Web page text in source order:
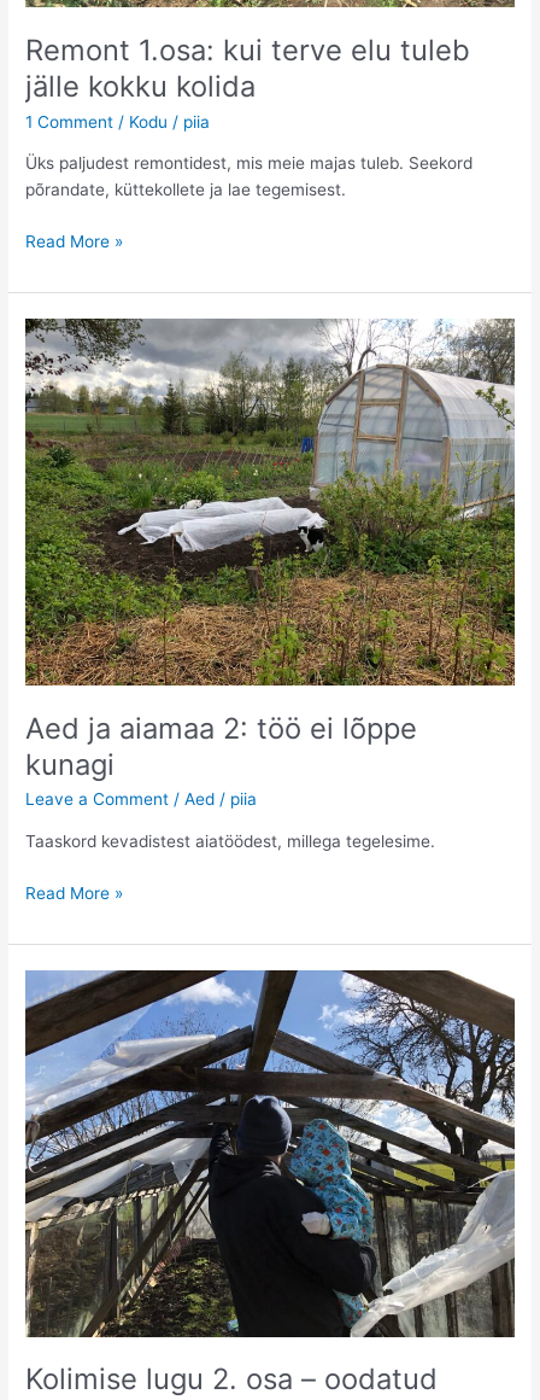
Remont 1.osa: kui terve elu tuleb
jälle kokku kolida
1 Comment / Kodu / piia
Üks paljudest remontidest, mis meie majas tuleb. Seekord
põrandate, küttekollete ja lae tegemisest.
Remont
kui
terve
elu
tuleb
jälle
kokku
kolida
Read More »
Aed ja aiamaa 2: töö ei lõppe
kunagi
Leave a Comment /Aed / piia
Taaskord kevadistest aiatöödest, millega tegelesime.
Aed
aiamaa
2:
töö
lõppe
kunagi
Read More »
Kolimise lugu 2. osa – oodatud